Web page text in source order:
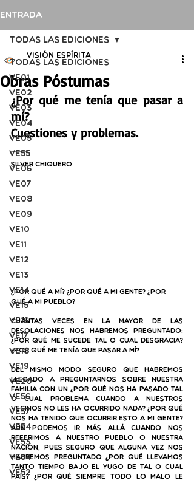
Entrada
Todas las ediciones
VE01
VE02
VE03
VE04
VE05
VE55
VE06
VE07
VE08
VE09
VE10
VE11
VE12
VE13
VE14
VE15
VE16
VE17
VE18
VE19
VE20
VE56
VE57
VE54
VE53
VE54
VE52
Todas las ediciones
Obras Póstumas
Visión Espírita
¿Por qué me tenía que pasar a
mí?
Cuestiones y problemas.
Silver Chiquero
¿Por qué a mí? ¿Por qué a mi gente? ¿Por
qué a mi pueblo?
Cuántas veces en la mayor de las
desolaciones nos habremos preguntado:
¿Por qué me sucede tal o cual desgracia?
¿Por qué me tenía que pasar a mí?
Del mismo modo seguro que habremos
llegado a preguntarnos sobre nuestra
familia con un ¿Por qué nos ha pasado tal
o cual problema cuando a nuestros
vecinos no les ha ocurrido nada? ¿Por qué
nos ha tenido que ocurrir esto a mi gente?
Aún podemos ir más allá cuando nos
referimos a nuestro pueblo o nuestra
nación, pues seguro que alguna vez nos
habremos preguntado ¿Por qué llevamos
tanto tiempo bajo el yugo de tal o cual
país? ¿Por qué siempre todo lo malo le